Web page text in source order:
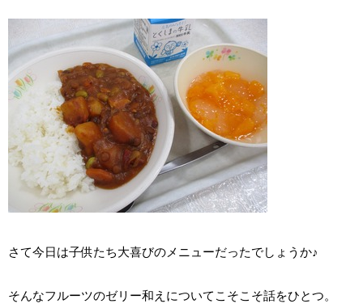
さて今日は子供たち大喜びのメニューだったでしょうか♪
そんなフルーツのゼリー和えについてこそこそ話をひとつ。